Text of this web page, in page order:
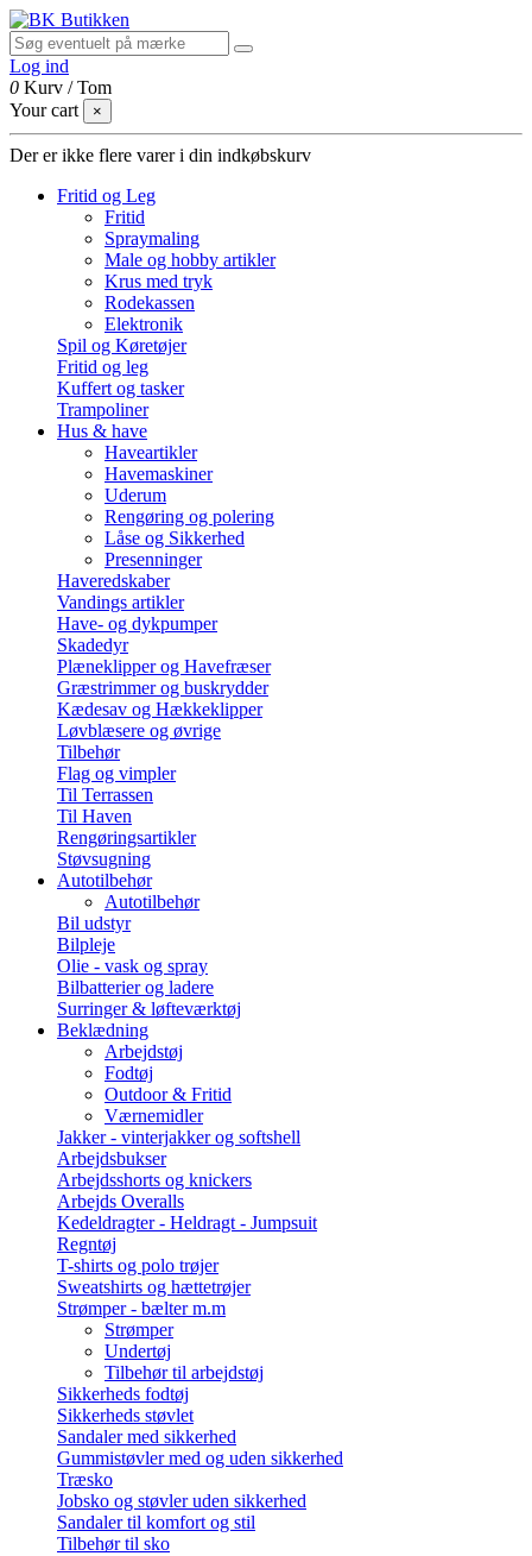
Log ind
0 Kurv /Tom
Your cart
×
Der er ikke flere varer i din indkøbskurv
Fritid og Leg
Fritid
Spraymaling
Male og hobby artikler
Krus med tryk
Rodekassen
Elektronik
Spil og Køretøjer
Fritid og leg
Kuffert og tasker
Trampoliner
Hus & have
Haveartikler
Havemaskiner
Uderum
Rengøring og polering
Låse og Sikkerhed
Presenninger
Haveredskaber
Vandings artikler
Have- og dykpumper
Skadedyr
Plæneklipper og Havefræser
Græstrimmer og buskrydder
Kædesav og Hækkeklipper
Løvblæsere og øvrige
Tilbehør
Flag og vimpler
Til Terrassen
Til Haven
Rengøringsartikler
Støvsugning
Autotilbehør
Autotilbehør
Bil udstyr
Bilpleje
Olie - vask og spray
Bilbatterier og ladere
Surringer & løfteværktøj
Beklædning
Arbejdstøj
Fodtøj
Outdoor & Fritid
Værnemidler
Jakker - vinterjakker og softshell
Arbejdsbukser
Arbejdsshorts og knickers
Arbejds Overalls
Kedeldragter - Heldragt - Jumpsuit
Regntøj
T-shirts og polo trøjer
Sweatshirts og hættetrøjer
Strømper - bælter m.m
Strømper
Undertøj
Tilbehør til arbejdstøj
Sikkerheds fodtøj
Sikkerheds støvlet
Sandaler med sikkerhed
Gummistøvler med og uden sikkerhed
Træsko
Jobsko og støvler uden sikkerhed
Sandaler til komfort og stil
Tilbehør til sko